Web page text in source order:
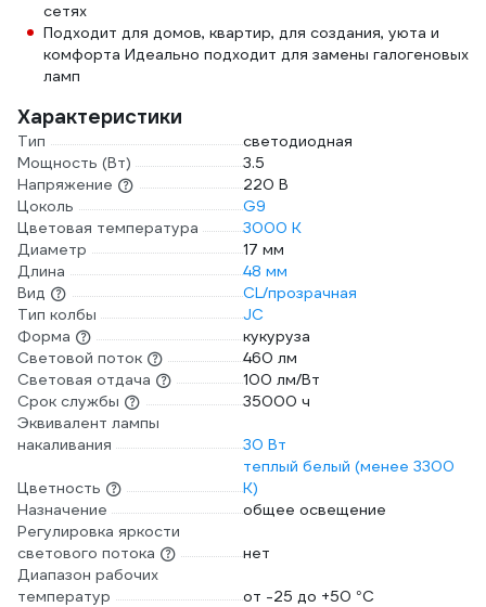
сетях
Подходит для домов, квартир, для создания, уюта и
комфорта Идеально подходит для замены галогеновых
ламп
Характеристики
Тип
светодиодная
Мощность (Вт)
3.5
Напряжение
220 В
Цоколь
G9
Цветовая температура
3000 К
Диаметр
17 мм
Длина
48 мм
Вид
CL/прозрачная
Тип колбы
JC
Форма
кукуруза
Световой поток
460 лм
Световая отдача
100 лм/Вт
Срок службы
35000 ч
Эквивалент лампы
накаливания
30 Вт
Цветность
теплый белый (менее 3300
К)
Назначение
общее освещение
Регулировка яркости
светового потока
нет
Диапазон рабочих
температур
от -25 до +50 °С